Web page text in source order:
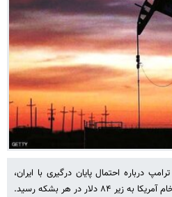
درباره احتمال پایان درگیری با ایران،
بیش از ۳ درصد سقوط کرد و نفت خام آمریکا به زیر ۸۴ دلار در هر بشکه رسید.